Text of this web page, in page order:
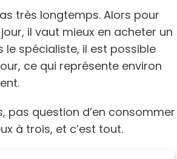
très longtemps. Alors pour
il vaut mieux en acheter un
le spécialiste, il est possible
ce qui représente environ
pas question d’en consommer
à trois, et c’est tout.